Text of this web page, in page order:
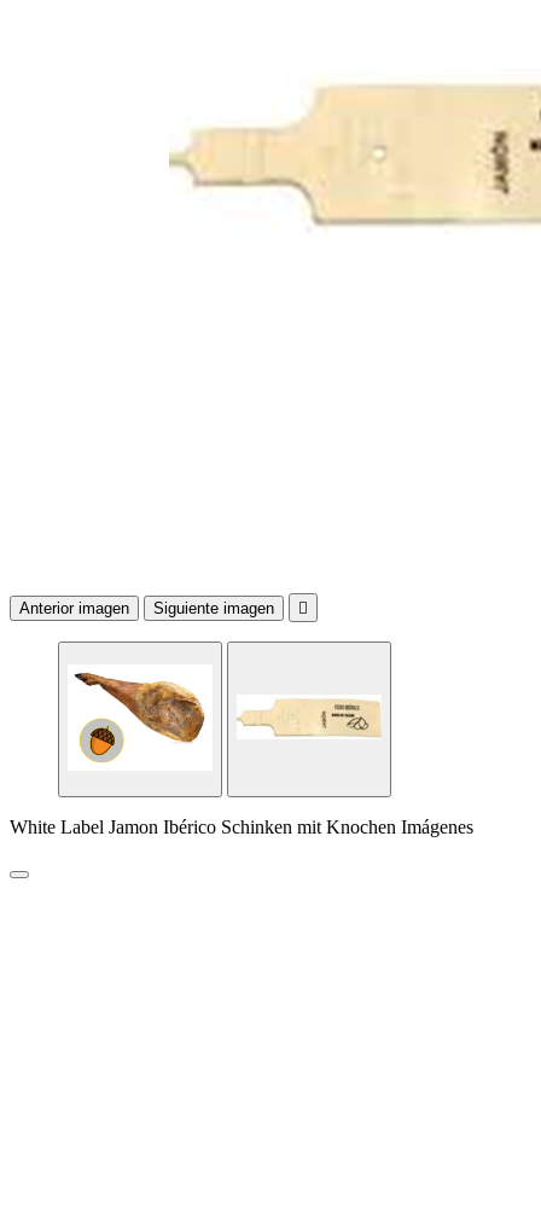
Anterior imagen Siguiente imagen 
White Label Jamon Ibérico Schinken mit Knochen Imágenes